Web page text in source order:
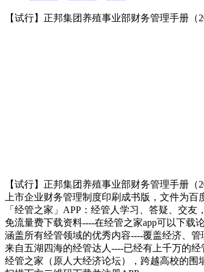
【试行】正邦集团养殖事业部财务管理手册
【试行】正邦集团养殖事业部财务管理手册（
上市企业财务管理制度印刷成书版，文件为百
「经管之家」APP：经管人学习、答疑、交友
免流量费下载资料----在经管之家app可以下载
涵盖所有经管领域的优秀内容----覆盖经济、
来自五湖四海的经管达人----已经有上千万的
经管之家（原人大经济论坛），跨越高校的围